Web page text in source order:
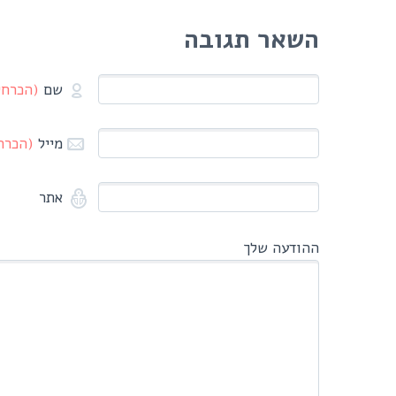
השאר תגובה
שם
מייל
אתר
ההודעה שלך